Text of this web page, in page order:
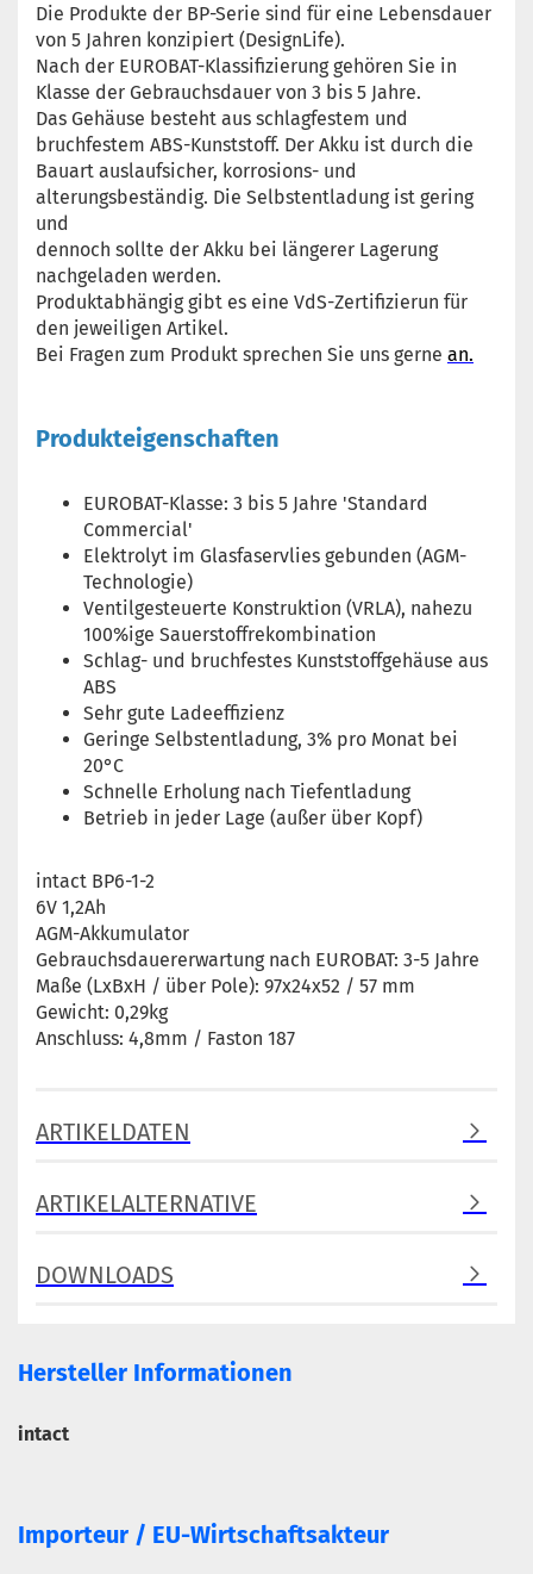
Die Produkte der BP-Serie sind für eine Lebensdauer
von 5 Jahren konzipiert (DesignLife).
Nach der EUROBAT-Klassifizierung gehören Sie in
Klasse der Gebrauchsdauer von 3 bis 5 Jahre.
Das Gehäuse besteht aus schlagfestem und
bruchfestem ABS-Kunststoff. Der Akku ist durch die
Bauart auslaufsicher, korrosions- und
alterungsbeständig. Die Selbstentladung ist gering
und
dennoch sollte der Akku bei längerer Lagerung
nachgeladen werden.
Produktabhängig gibt es eine VdS-Zertifizierun für
den jeweiligen Artikel.
Bei Fragen zum Produkt sprechen Sie uns gerne an.
Produkteigenschaften
EUROBAT-Klasse: 3 bis 5 Jahre 'Standard
Commercial'
Elektrolyt im Glasfaservlies gebunden (AGM-
Technologie)
Ventilgesteuerte Konstruktion (VRLA), nahezu
100%ige Sauerstoffrekombination
Schlag- und bruchfestes Kunststoffgehäuse aus
ABS
Sehr gute Ladeeffizienz
Geringe Selbstentladung, 3% pro Monat bei
20°C
Schnelle Erholung nach Tiefentladung
Betrieb in jeder Lage (außer über Kopf)
intact BP6-1-2
6V 1,2Ah
AGM-Akkumulator
Gebrauchsdauererwartung nach EUROBAT: 3-5 Jahre
Maße (LxBxH / über Pole): 97x24x52 / 57 mm
Gewicht: 0,29kg
Anschluss: 4,8mm / Faston 187
ARTIKELDATEN
ARTIKELALTERNATIVE
DOWNLOADS
Hersteller Informationen
intact
Importeur / EU-Wirtschaftsakteur